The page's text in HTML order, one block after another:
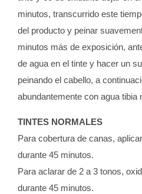
minutos, transcurrido este
del producto y peinar
minutos más de exposición,
de agua en el tinte y hacer un
peinando el cabello, a
abundantemente con agua tibia
TINTES NORMALES
Para cobertura de canas,
durante 45 minutos.
Para aclarar de 2 a 3 tonos,
durante 45 minutos.